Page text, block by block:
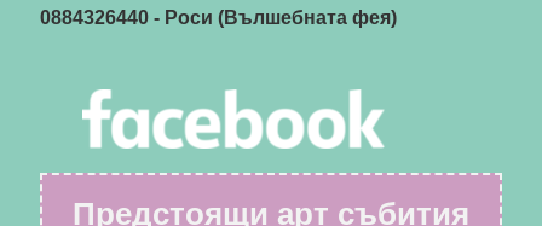
0884326440- Роси (Вълшебната фея)
Предстоящи арт събития